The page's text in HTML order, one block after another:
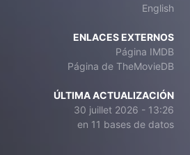
English
ENLACES EXTERNOS
Página IMDB
Página de TheMovieDB
ÚLTIMA ACTUALIZACIÓN
30 juillet 2026 - 13:26
en 11 bases de datos